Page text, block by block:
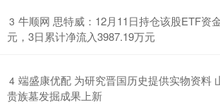
3 牛顺网 思特威：12月11日持仓该股ETF资
元，3日累计净流入3987.19万元
4 端盛康优配 为研究晋国历史提供实物资料
贵族墓发掘成果上新